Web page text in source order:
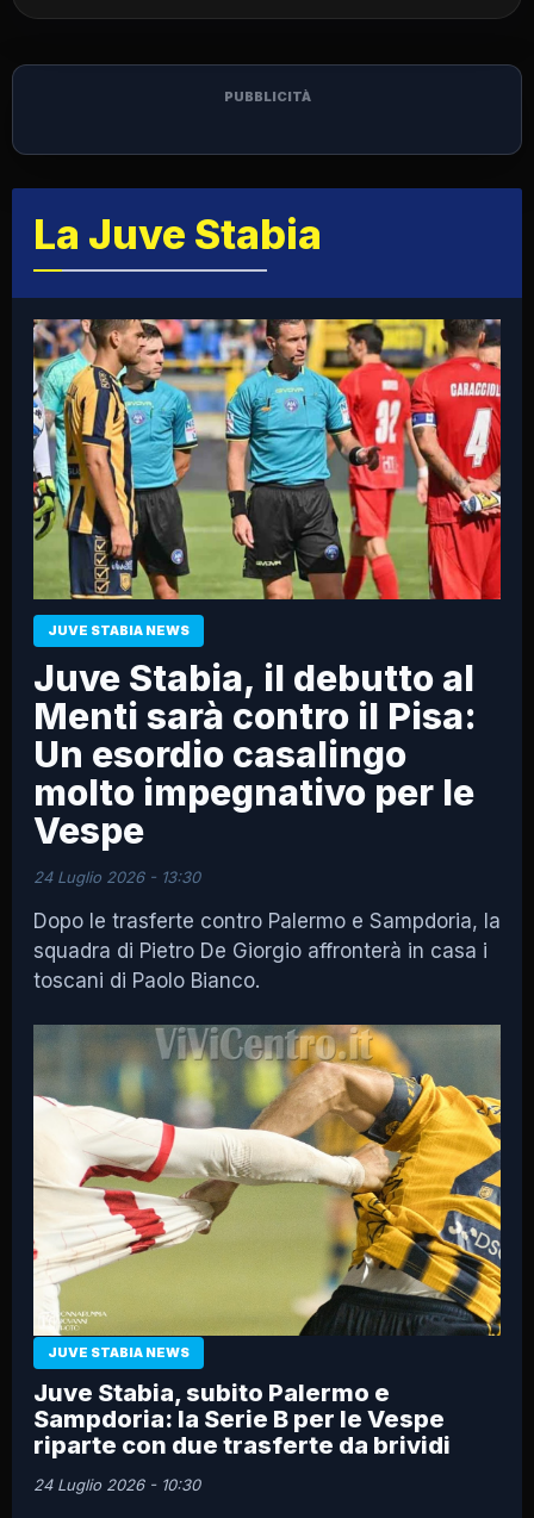
PUBBLICITÀ
La Juve Stabia
JUVE STABIA NEWS
Juve Stabia, il debutto al
Menti sarà contro il Pisa:
Un esordio casalingo
molto impegnativo per le
Vespe
24 Luglio 2026 - 13:30
Dopo le trasferte contro Palermo e Sampdoria, la
squadra di Pietro De Giorgio affronterà in casa i
toscani di Paolo Bianco.
JUVE STABIA NEWS
Juve Stabia, subito Palermo e
Sampdoria: la Serie B per le Vespe
riparte con due trasferte da brividi
24 Luglio 2026 - 10:30